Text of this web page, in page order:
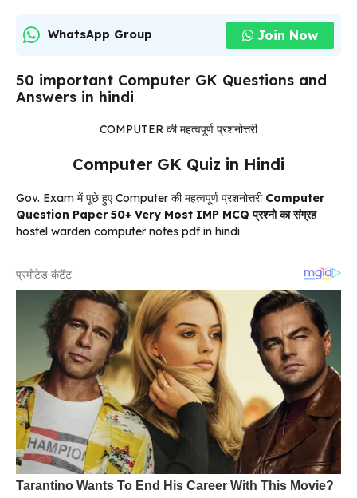
WhatsApp Group Join Now
50 important Computer GK Questions and
Answers in hindi
COMPUTER की महत्वपूर्ण प्रशनोत्तरी
Computer GK Quiz in Hindi
Gov. Exam में पूछे हुए Computer की महत्वपूर्ण प्रशनोत्तरी Computer
Question Paper 50+ Very Most IMP MCQ प्रश्नो का संग्रह
hostel warden computer notes pdf in hindi